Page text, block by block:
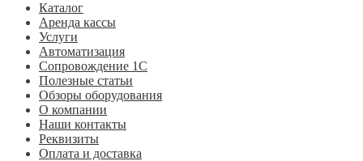
Каталог
Аренда кассы
Услуги
Автоматизация
Сопровождение 1С
Полезные статьи
Обзоры оборудования
О компании
Наши контакты
Реквизиты
Оплата и доставка